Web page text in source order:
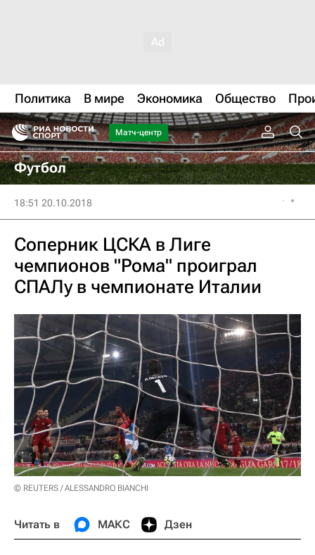
Политика В мире Экономика Общество
Матч-центр
Футбол
18:51 20.10.2018
Соперник ЦСКА в Лиге
чемпионов "Рома" проиграл
СПАЛу в чемпионате Италии
© REUTERS / ALESSANDRO BIANCHI
Читать в МАКС Дзен